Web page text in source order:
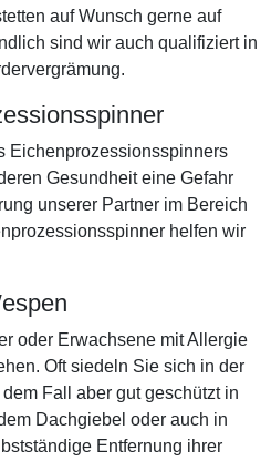
auf Wunsch gerne auf
sind wir auch qualifiziert in
Eichenprozessionsspinners
Gesundheit eine Gefahr
unserer Partner im Bereich
helfen wir
oder Erwachsene mit Allergie
Oft siedeln Sie sich in der
Fall aber gut geschützt in
Dachgiebel oder auch in
Entfernung ihrer